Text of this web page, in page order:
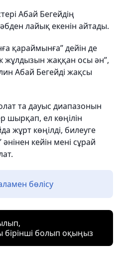
Абай Бегейдің
лайық екенін айтады.
қараймынға” дейін де
жұлдызын жаққан осы ән”,
Абай Бегейді жақсы
та дауыс диапазонын
шырқап, ел көңілін
жұрт көңілді, билеуге
әнінен кейін мені сұрай
бөлісу
болып оқыңыз